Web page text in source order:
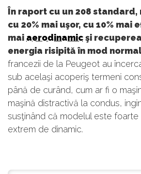
În raport cu un 208
cu 20% mai uşor, cu 10% mai
mai aerodinamicşi
energia risipită în mod
francezii de la Peugeot au
sub acelaşi acoperiş termeni
până de curând, cum ar fi o
maşină distractivă la condus,
susţinând că modelul este foarte
extrem de dinamic.